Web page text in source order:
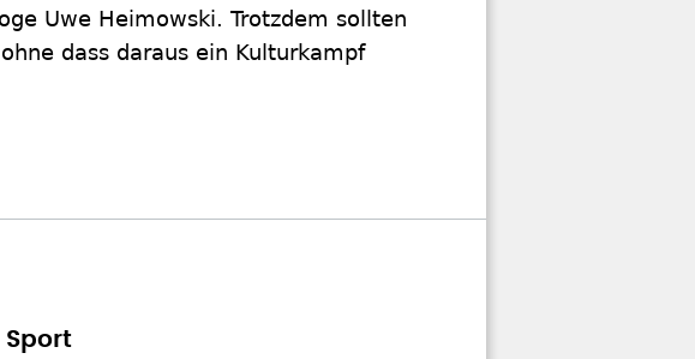
Uwe Heimowski. Trotzdem sollten
dass daraus ein Kulturkampf
Sport